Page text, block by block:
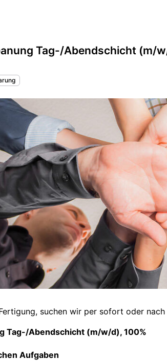
Tag-/Abendschicht (m/
suchen wir per sofort oder
Tag-/Abendschicht (m/w/d), 100%
Aufgaben